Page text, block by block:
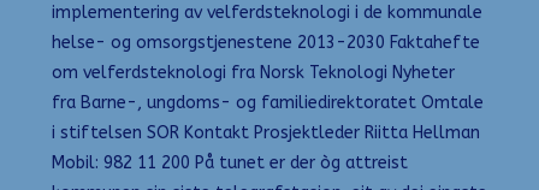
implementering av velferdsteknologi i de kommunale
helse- og omsorgstjenestene 2013-2030 Faktahefte
om velferdsteknologi fra Norsk Teknologi Nyheter
fra Barne-, ungdoms- og familiedirektoratet Omtale
i stiftelsen SOR Kontakt Prosjektleder Riitta Hellman
Mobil: 982 11 200 På tunet er der òg attreist